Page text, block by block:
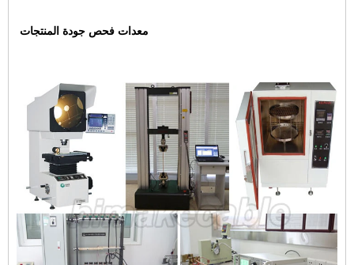
معدات فحص جودة المنتجات